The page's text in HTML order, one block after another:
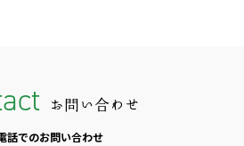
お問い合わせ
話でのお問い合わせ